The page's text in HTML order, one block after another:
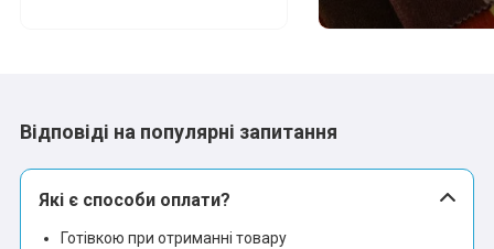
Відповіді на популярні запитання
Які є способи оплати?
Готівкою при отриманні товару